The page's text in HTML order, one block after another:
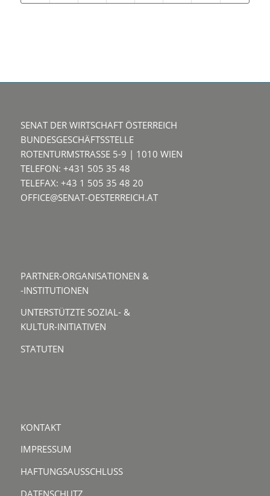
SENAT DER WIRTSCHAFT ÖSTERREICH
BUNDESGESCHÄFTSSTELLE
ROTENTURMSTRASSE 5-9 | 1010 WIEN
TELEFON: +431 505 35 48
TELEFAX: +43 1 505 35 48 20
OFFICE@SENAT-OESTERREICH.AT
PARTNER-ORGANISATIONEN &
-INSTITUTIONEN
UNTERSTÜTZTE SOZIAL- &
KULTUR-INITIATIVEN
STATUTEN
KONTAKT
IMPRESSUM
HAFTUNGSAUSSCHLUSS
DATENSCHUTZ